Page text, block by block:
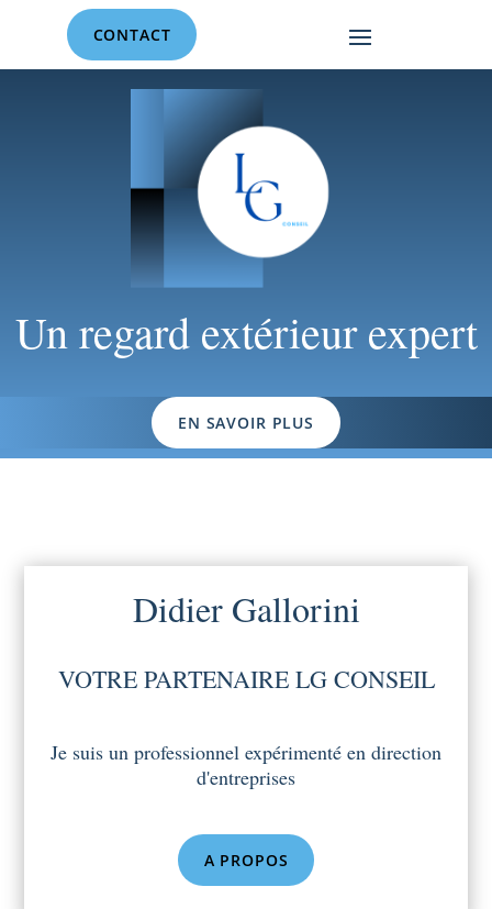
CONTACT
Un regard extérieur expert
EN SAVOIR PLUS
Didier Gallorini
VOTRE PARTENAIRE LG CONSEIL
Je suis un professionnel expérimenté en direction
d'entreprises
A PROPOS